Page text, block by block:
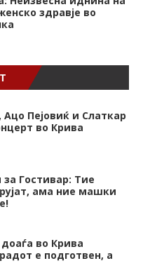
здравје во
Ацо Пејовиќ и Слаткар
во Крива
Гостивар: Тие
ама ние машки
во Крива
е подготвен, а